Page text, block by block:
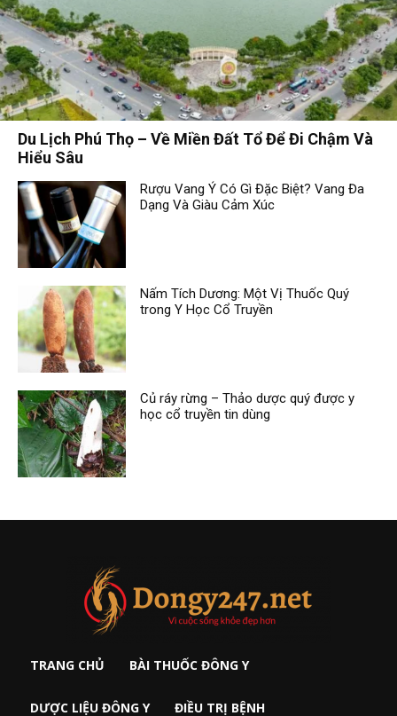
Du Lịch Phú Thọ – Về Miền Đất Tổ Để Đi Chậm Và
Hiểu Sâu
Rượu Vang Ý Có Gì Đặc Biệt? Vang Đa
Dạng Và Giàu Cảm Xúc
Nấm Tích Dương: Một Vị Thuốc Quý
trong Y Học Cổ Truyền
Củ ráy rừng – Thảo dược quý được y
học cổ truyền tin dùng
TRANG CHỦ BÀI THUỐC ĐÔNG Y
DƯỢC LIỆU ĐÔNG Y ĐIỀU TRỊ BỆNH